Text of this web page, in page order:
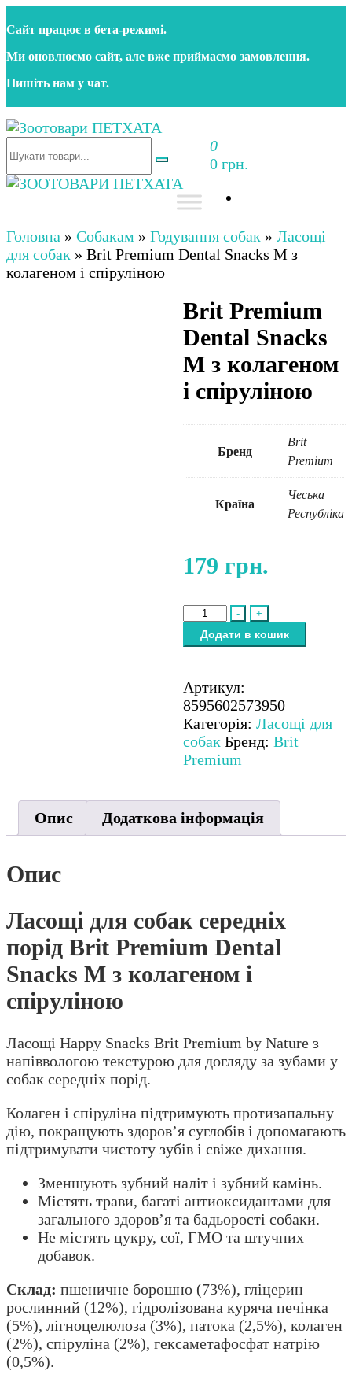
до
контенту
Сайт працює в бета‑режимі.
Ми оновлюємо сайт, але вже приймаємо замовлення.
Пишіть нам у чат.
Зоотовари ПЕТХАТА
Зоомагазин для собак та котів | Корм, іграшки,
аксесуари та догляд за тваринами. Доставка по
0
0 грн.
аксесуари та догляд за тваринами. Доставка по
Україні
Головна » Собакам » Годування собак » Ласощі
для собак » Brit Premium Dental Snacks M з
колагеном і спіруліною
Brit Premium
Dental Snacks
M з колагеном
і спіруліною
Бренд
Brit
Premium
Країна
Чеська
Республіка
179 грн.
-
Brit
Premium
Dental
M
з
колагеном
і
спіруліною
+
Додати в кошик
Артикул:
8595602573950
Категорія: Ласощі для
собак Бренд: Brit
Premium
Опис Додаткова інформація
Опис
Ласощі для cобак середніх
порід Brit Premium Dental
Snacks M з колагеном і
спіруліною
Ласощі Happy Snacks Brit Premium by Nature з
напіввологою текстурою для догляду за зубами у
собак середніх порід.
Колаген і спіруліна підтримують протизапальну
дію, покращують здоров’я суглобів і допомагають
підтримувати чистоту зубів і свіже дихання.
Зменшують зубний наліт і зубний камінь.
Містять трави, багаті антиоксидантами для
загального здоров’я та бадьорості собаки.
Не містять цукру, сої, ГМО та штучних
добавок.
Склад: пшеничне борошно (73%), гліцерин
рослинний (12%), гідролізована куряча печінка
(5%), лігноцелюлоза (3%), патока (2,5%), колаген
(2%), спіруліна (2%), гексаметафосфат натрію
(0,5%).